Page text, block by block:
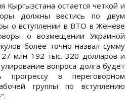
Кыргызстана остается четкой и
должны вестись по двум
о вступлении в ВТО в Женеве
о возмещении Украиной
более точно назвал сумму
27 млн 192 тыс. 320 долларов и
вопроса долга будет
прогрессу в переговорном
группы по вступлению